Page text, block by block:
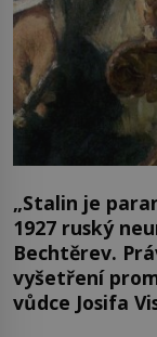
„Stalin je
1927 ruský
Bechtěrev.
vyšetření
vůdce Josifa